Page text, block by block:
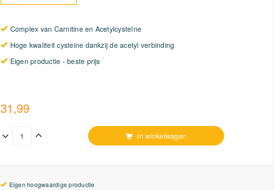
Complex van Carnitine en Acetylcysteïne
Hoge kwaliteit cysteine dankzij de acetyl verbinding
Eigen productie - beste prijs
31,99
In winkelwagen
Eigen hoogwaardige productie